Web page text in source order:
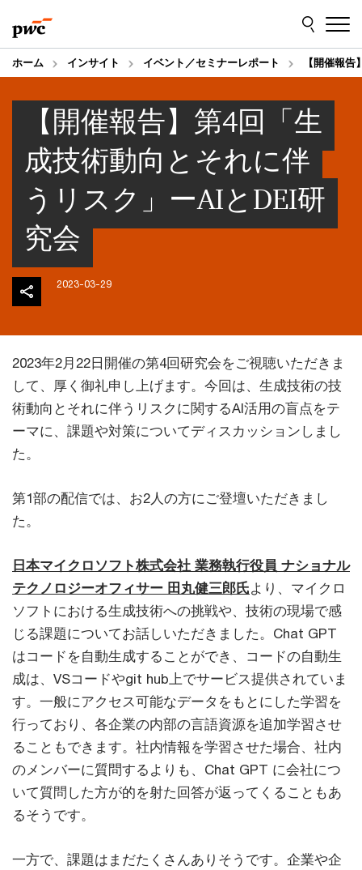
to
content
to
footer
ホーム インサイト イベント／セミナーレポート 【開催報
【開催報告】第4回「生
成技術動向とそれに伴
うリスク」ーAIとDEI研
究会
2023-03-29
2023年2月22日開催の第4回研究会をご視聴いただきま
して、厚く御礼申し上げます。今回は、生成技術の技
術動向とそれに伴うリスクに関するAI活用の盲点をテ
ーマに、課題や対策についてディスカッションしまし
た。
第1部の配信では、お2人の方にご登壇いただきまし
た。
日本マイクロソフト株式会社 業務執行役員 ナショナル
テクノロジーオフィサー 田丸健三郎氏より、マイクロ
ソフトにおける生成技術への挑戦や、技術の現場で感
じる課題についてお話しいただきました。Chat GPT
はコードを自動生成することができ、コードの自動生
成は、VSコードやgit hub上でサービス提供されていま
す。一般にアクセス可能なデータをもとにした学習を
行っており、各企業の内部の言語資源を追加学習させ
ることもできます。社内情報を学習させた場合、社内
のメンバーに質問するよりも、Chat GPT に会社につ
いて質問した方が的を射た回答が返ってくることもあ
るそうです。
一方で、課題はまだたくさんありそうです。企業や企